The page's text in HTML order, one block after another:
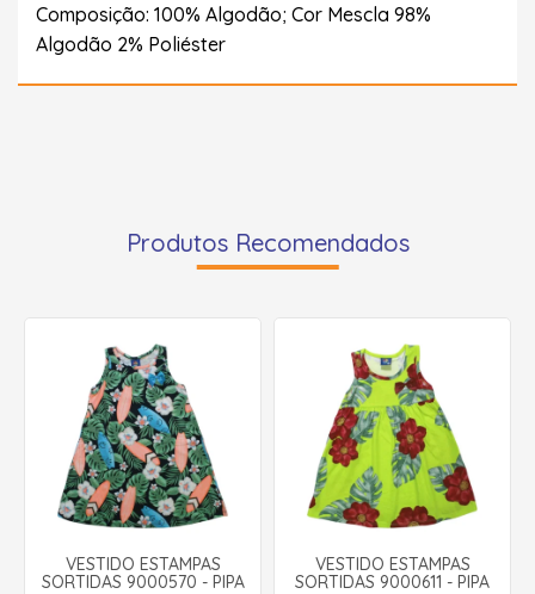
Composição: 100% Algodão; Cor Mescla 98%
Algodão 2% Poliéster
Produtos Recomendados
VESTIDO ESTAMPAS
SORTIDAS 9000570 - PIPA
VESTIDO ESTAMPAS
SORTIDAS 9000611 - PIPA